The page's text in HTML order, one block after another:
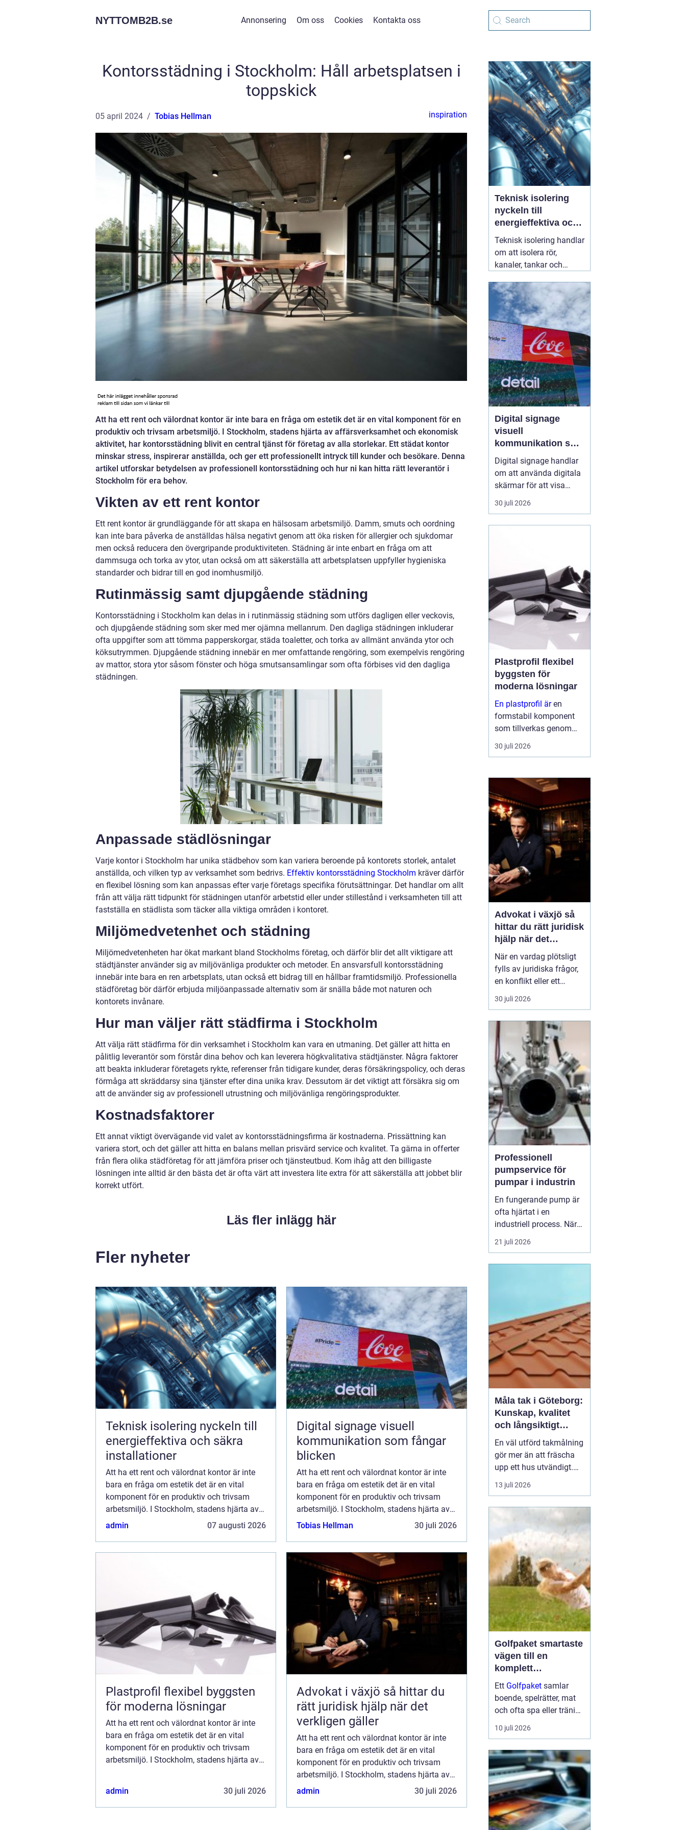
NYTTOMB2B.se Annonsering Om oss Cookies Kontakta oss
Kontorsstädning i Stockholm: Håll arbetsplatsen i
toppskick
05 april 2024 Tobias Hellman inspiration
Att ha ett rent och välordnat kontor är inte bara en fråga om estetik det är en vital komponent för en
produktiv och trivsam arbetsmiljö. I Stockholm, stadens hjärta av affärsverksamhet och ekonomisk
aktivitet, har kontorsstädning blivit en central tjänst för företag av alla storlekar. Ett städat kontor
minskar stress, inspirerar anställda, och ger ett professionellt intryck till kunder och besökare. Denna
artikel utforskar betydelsen av professionell kontorsstädning och hur ni kan hitta rätt leverantör i
Stockholm för era behov.
Vikten av ett rent kontor
Ett rent kontor är grundläggande för att skapa en hälsosam arbetsmiljö. Damm, smuts och oordning
kan inte bara påverka de anställdas hälsa negativt genom att öka risken för allergier och sjukdomar
men också reducera den övergripande produktiviteten. Städning är inte enbart en fråga om att
dammsuga och torka av ytor, utan också om att säkerställa att arbetsplatsen uppfyller hygieniska
standarder och bidrar till en god inomhusmiljö.
Rutinmässig samt djupgående städning
Kontorsstädning i Stockholm kan delas in i rutinmässig städning som utförs dagligen eller veckovis,
och djupgående städning som sker med mer ojämna mellanrum. Den dagliga städningen inkluderar
ofta uppgifter som att tömma papperskorgar, städa toaletter, och torka av allmänt använda ytor och
köksutrymmen. Djupgående städning innebär en mer omfattande rengöring, som exempelvis rengöring
av mattor, stora ytor såsom fönster och höga smutsansamlingar som ofta förbises vid den dagliga
städningen.
Anpassade städlösningar
Varje kontor i Stockholm har unika städbehov som kan variera beroende på kontorets storlek, antalet
anställda, och vilken typ av verksamhet som bedrivs. Effektiv kontorsstädning Stockholm kräver därför
en flexibel lösning som kan anpassas efter varje företags specifika förutsättningar. Det handlar om allt
från att välja rätt tidpunkt för städningen utanför arbetstid eller under stillestånd i verksamheten till att
fastställa en städlista som täcker alla viktiga områden i kontoret.
Miljömedvetenhet och städning
Miljömedvetenheten har ökat markant bland Stockholms företag, och därför blir det allt viktigare att
städtjänster använder sig av miljövänliga produkter och metoder. En ansvarsfull kontorsstädning
innebär inte bara en ren arbetsplats, utan också ett bidrag till en hållbar framtidsmiljö. Professionella
städföretag bör därför erbjuda miljöanpassade alternativ som är snälla både mot naturen och
kontorets invånare.
Hur man väljer rätt städfirma i Stockholm
Att välja rätt städfirma för din verksamhet i Stockholm kan vara en utmaning. Det gäller att hitta en
pålitlig leverantör som förstår dina behov och kan leverera högkvalitativa städtjänster. Några faktorer
att beakta inkluderar företagets rykte, referenser från tidigare kunder, deras försäkringspolicy, och deras
förmåga att skräddarsy sina tjänster efter dina unika krav. Dessutom är det viktigt att försäkra sig om
att de använder sig av professionell utrustning och miljövänliga rengöringsprodukter.
Kostnadsfaktorer
Ett annat viktigt övervägande vid valet av kontorsstädningsfirma är kostnaderna. Prissättning kan
variera stort, och det gäller att hitta en balans mellan prisvärd service och kvalitet. Ta gärna in offerter
från flera olika städföretag för att jämföra priser och tjänsteutbud. Kom ihåg att den billigaste
lösningen inte alltid är den bästa det är ofta värt att investera lite extra för att säkerställa att jobbet blir
korrekt utfört.
Läs fler inlägg här
Fler nyheter
Teknisk isolering nyckeln till
energieffektiva och säkra
installationer
Att ha ett rent och välordnat kontor är inte
bara en fråga om estetik det är en vital
komponent för en produktiv och trivsam
arbetsmiljö. I Stockholm, stadens hjärta av
affärsverksamhet och ekonomisk aktivitet...
admin 07 augusti 2026
Digital signage visuell
kommunikation som fångar
blicken
Att ha ett rent och välordnat kontor är inte
bara en fråga om estetik det är en vital
komponent för en produktiv och trivsam
arbetsmiljö. I Stockholm, stadens hjärta av
affärsverksamhet och ekonomisk aktivitet...
Tobias Hellman 30 juli 2026
Plastprofil flexibel byggsten
för moderna lösningar
Att ha ett rent och välordnat kontor är inte
bara en fråga om estetik det är en vital
komponent för en produktiv och trivsam
arbetsmiljö. I Stockholm, stadens hjärta av
admin
30 juli 2026
Advokat i växjö så hittar du
rätt juridisk hjälp när det
verkligen gäller
Att ha ett rent och välordnat kontor är inte
bara en fråga om estetik det är en vital
komponent för en produktiv och trivsam
arbetsmiljö. I Stockholm, stadens hjärta av
affärsverksamhet och ekonomisk aktivitet...
admin 30 juli 2026
Teknisk isolering
nyckeln till
energieffektiva och
säkra installationer
Teknisk isolering handlar
om att isolera rör,
kanaler, tankar och
byggnader och
industrier. Syftet är att
spara energi, skapa
jämnare inomhusklimat
och öka säkerheten. När
företag arbetar
strukturerat07 augusti
2026
Digital signage
visuell
kommunikation som
fångar blicken
Digital signage handlar
om att använda digitala
skärmar för att visa
rörlig bild, text och grafik
på ett sätt som
offentliga platser
ersätter digitala skärmar
allt oftare...
30 juli 2026
Plastprofil flexibel
byggsten för
moderna lösningar
En plastprofil ären
formstabil komponent
som tillverkas genom
extrudering av plast, ofta
i långa längder och med
geometri. Profilerna
används som tätningar,
lister, s...
30 juli 2026
Advokat i växjö så
hittar du rätt juridisk
hjälp när det
verkligen gäller
När en vardag plötsligt
fylls av juridiska frågor,
en konflikt eller ett
myndighetsbeslut som
känns övermäktigt,
som både kan lagen och
förstår människan
bakom problemet. Att
anlitaen advokat ...
30 juli 2026
Professionell
pumpservice för
pumpar i industrin
En fungerande pump är
ofta hjärtat i en
industriell process. När
pumpen stannar, stannar
produktionen. Därför
21 juli 2026
Måla tak i Göteborg:
Kunskap, kvalitet
och långsiktigt
skydd vid
takmålning i
Göteborg
En väl utförd takmålning
gör mer än att fräscha
upp ett hus utvändigt.
Den förlänger takets
livslängd, skyddar mot
spara stora pengar på
sikt. I en kuststad som
Göteb...
13 juli 2026
Golfpaket smartaste
vägen till en
komplett
golfupplevelse
Ett Golfpaket samlar
boende, spelrätter, mat
och ofta spa eller träning
i en och samma
bokning. För dig som vill
banan och minimera
krånglet med logistik är
ett genomtänkt p...
10 juli 2026